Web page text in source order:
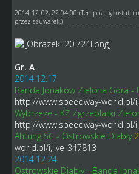
2014-12-02, 22:04:00 (Ten post był
przez szuwarek.)
Gr. A
2014.12.17
Banda Jonaków Zielona Góra -
http://www.speedway-world.pl/
Wybrzeze - KŻ Zgrzeblarki
http://www.speedway-world.pl/
Ahtung SC - Ostrowskie Diabły
world.pl/i,live-347813
2014.12.24
Ostrowskie Diabły - Banda